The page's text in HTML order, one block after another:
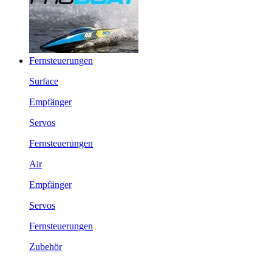
Fernsteuerungen
Surface
Empfänger
Servos
Fernsteuerungen
Air
Empfänger
Servos
Fernsteuerungen
Zubehör